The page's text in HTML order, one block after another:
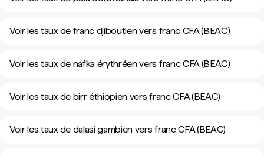
Voir les taux de franc djiboutien vers franc CFA (BEAC)
Voir les taux de nafka érythréen vers franc CFA (BEAC)
Voir les taux de birr éthiopien vers franc CFA (BEAC)
Voir les taux de dalasi gambien vers franc CFA (BEAC)